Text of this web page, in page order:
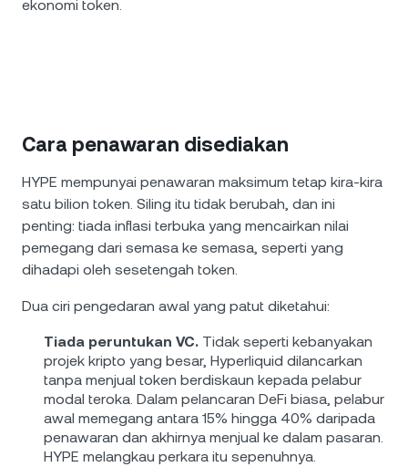
ekonomi token.
Cara penawaran disediakan
HYPE mempunyai penawaran maksimum tetap kira-kira
satu bilion token. Siling itu tidak berubah, dan ini
penting: tiada inflasi terbuka yang mencairkan nilai
pemegang dari semasa ke semasa, seperti yang
dihadapi oleh sesetengah token.
Dua ciri pengedaran awal yang patut diketahui:
Tiada peruntukan VC. Tidak seperti kebanyakan
projek kripto yang besar, Hyperliquid dilancarkan
tanpa menjual token berdiskaun kepada pelabur
modal teroka. Dalam pelancaran DeFi biasa, pelabur
awal memegang antara 15% hingga 40% daripada
penawaran dan akhirnya menjual ke dalam pasaran.
HYPE melangkau perkara itu sepenuhnya.